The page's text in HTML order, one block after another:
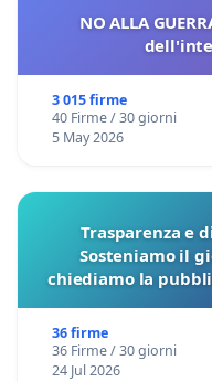
NO ALLA
3 015 firme
40 Firme / 30 giorni
5 May 2026
Trasparenza e
Sosteniamo il
chiediamo la
36 firme
36 Firme / 30 giorni
24 Jul 2026